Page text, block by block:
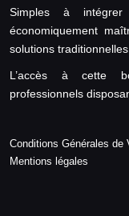
Simples à
économiquement
solutions traditionnelles.
L’accès à cette
professionnels
Conditions Générales de
Mentions légales